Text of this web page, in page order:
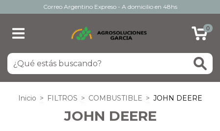
Correo Argentino Expreso - A domicilio en 48hs
0
Inicio > FILTROS > COMBUSTIBLE > JOHN DEERE
JOHN DEERE